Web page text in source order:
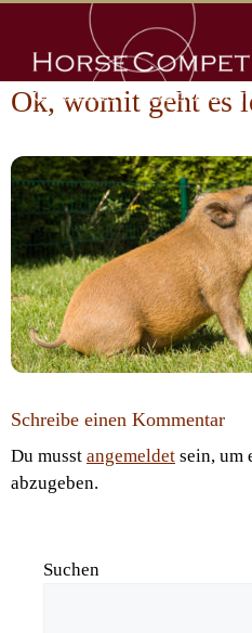
springen
Ok, womit geht es
Schreibe einen Kommentar
Du musst angemeldet sein, um
abzugeben.
Suchen